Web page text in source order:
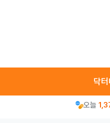
닥
오늘